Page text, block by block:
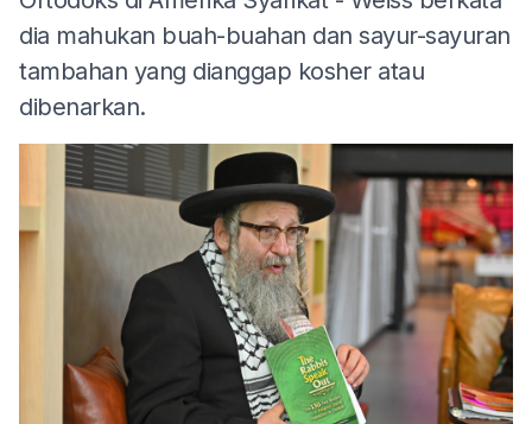
dia mahukan buah-buahan dan sayur-sayuran
tambahan yang dianggap kosher atau
dibenarkan.